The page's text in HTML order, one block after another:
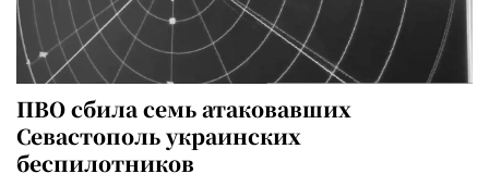
ПВО сбила семь атаковавших
Севастополь украинских
беспилотников